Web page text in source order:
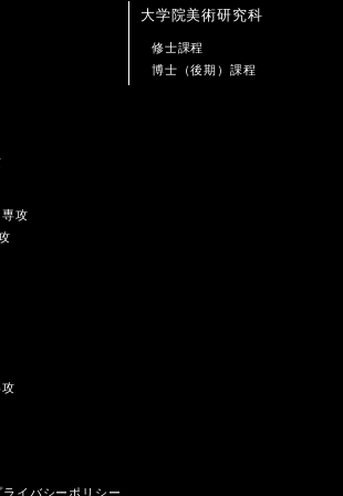
攻
大学院美術研究科
修士課程
博士（後期）課程
ライバシーポリシー